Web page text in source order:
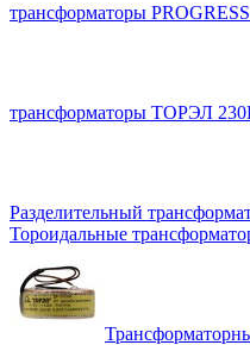
трансформаторы PROGRESS
трансформаторы ТОРЭЛ
Разделительный
Тороидальные